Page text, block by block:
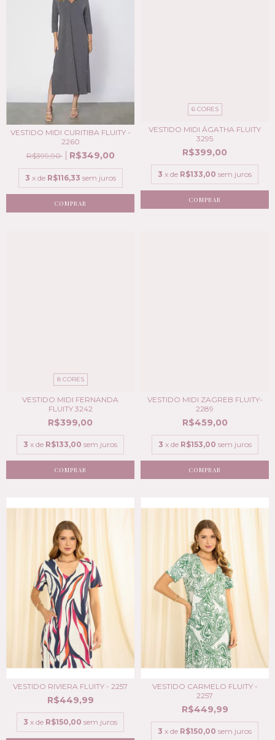
VESTIDO MIDI CURITIBA FLUITY -
2260
R$399,90
R$349,00
3 x de R$116,33 sem juros
COMPRAR
6 CORES
VESTIDO MIDI ÁGATHA FLUITY
3295
R$399,00
3 x de R$133,00 sem juros
COMPRAR
8 CORES
VESTIDO MIDI FERNANDA
FLUITY 3242
R$399,00
3 x de R$133,00 sem juros
COMPRAR
VESTIDO MIDI ZAGREB FLUITY-
2289
R$459,00
3 x de R$153,00 sem juros
COMPRAR
VESTIDO RIVIERA FLUITY - 2257
R$449,99
3 x de R$150,00 sem juros
VESTIDO CARMELO FLUITY -
2257
R$449,99
3 x de R$150,00 sem juros